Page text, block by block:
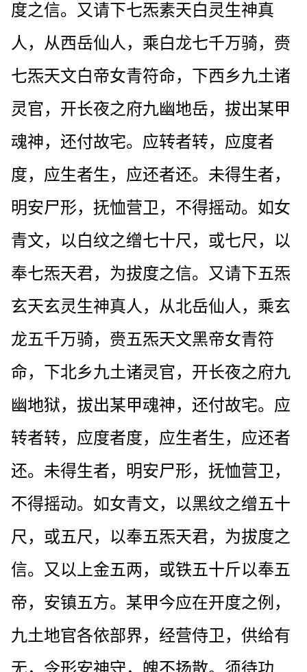
度之信。又请下七炁素天白灵生神真
人，从西岳仙人，乘白龙七千万骑，赍
七炁天文白帝女青符命，下西乡九土诸
灵官，开长夜之府九幽地岳，拔出某甲
魂神，还付故宅。应转者转，应度者
度，应生者生，应还者还。未得生者，
明安尸形，抚恤营卫，不得摇动。如女
青文，以白纹之缯七十尺，或七尺，以
奉七炁天君，为拔度之信。又请下五炁
玄天玄灵生神真人，从北岳仙人，乘玄
龙五千万骑，赍五炁天文黑帝女青符
命，下北乡九土诸灵官，开长夜之府九
幽地狱，拔出某甲魂神，还付故宅。应
转者转，应度者度，应生者生，应还者
还。未得生者，明安尸形，抚恤营卫，
不得摇动。如女青文，以黑纹之缯五十
尺，或五尺，以奉五炁天君，为拔度之
信。又以上金五两，或铁五十斤以奉五
帝，安镇五方。某甲今应在开度之例，
九土地官各依部界，经营侍卫，供给有